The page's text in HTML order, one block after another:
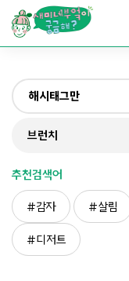
요리
해시태그만
전체
재료만
해시태그만
추천검색어
감자 살림
디저트